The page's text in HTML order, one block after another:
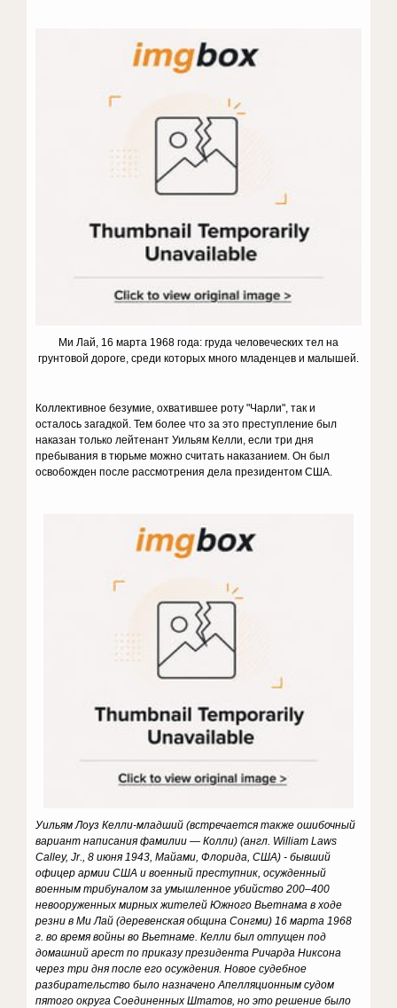
Ми Лай, 16 марта 1968 года: груда человеческих тел на
грунтовой дороге, среди которых много младенцев и малышей.
Коллективное безумие, охватившее роту "Чарли", так и
осталось загадкой. Тем более что за это преступление был
наказан только лейтенант Уильям Келли, если три дня
пребывания в тюрьме можно считать наказанием. Он был
освобожден после рассмотрения дела президентом США.
Уильям Лоуз Келли-младший (встречается также ошибочный
вариант написания фамилии — Колли) (англ. William Laws
Calley, Jr., 8 июня 1943, Майами, Флорида, США) - бывший
офицер армии США и военный преступник, осужденный
военным трибуналом за умышленное убийство 200–400
невооруженных мирных жителей Южного Вьетнама в ходе
резни в Ми Лай (деревенская община Сонгми) 16 марта 1968
г. во время войны во Вьетнаме. Келли был отпущен под
домашний арест по приказу президента Ричарда Никсона
через три дня после его осуждения. Новое судебное
разбирательство было назначено Апелляционным судом
пятого округа Соединенных Штатов, но это решение было